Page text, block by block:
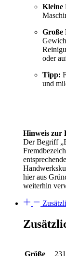
Kleine
Große
oder
Tipp:
und
Hinweis zur
Der Begriff
hier aus
weiterhin
Größe